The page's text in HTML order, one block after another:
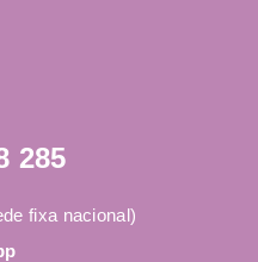
285
fixa nacional)